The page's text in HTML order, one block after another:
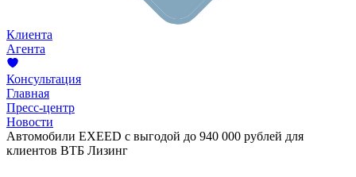
Клиента
Агента
Консультация
Главная
Пресс-центр
Новости
Автомобили EXEED с выгодой до 940 000 рублей для
клиентов ВТБ Лизинг